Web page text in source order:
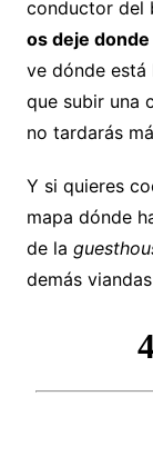
conductor del
os deje
ve dónde está
que subir una
no tardarás
Y si quieres
mapa dónde
de la
demás